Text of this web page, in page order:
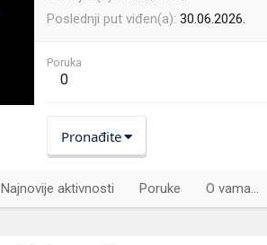
Poslednji put viđen(a) 30.06.2026.
Poruka
0
Pronađite
Najnovije aktivnosti Poruke O vama...